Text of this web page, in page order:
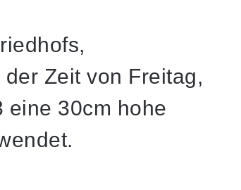
Zeit von Freitag,
eine 30cm hohe